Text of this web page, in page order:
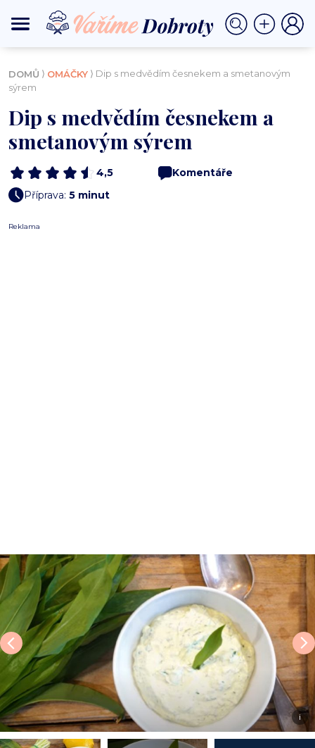
DOMŮ ⟩ OMÁČKY ⟩ Dip s medvědím česnekem a smetanovým
sýrem
Dip s medvědím česnekem a
smetanovým sýrem
4,5
Komentáře
Příprava: 5 minut
Reklama
i